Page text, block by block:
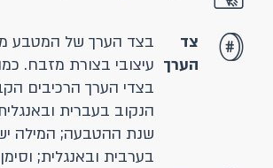
צד
הערך
בצד הערך של המטבע
עיצובי בצורת מזבח.
בצדי הערך הרכיבים
הנקוב בעברית
שנת ההטבעה; המילה
בערבית ובאנגלית;